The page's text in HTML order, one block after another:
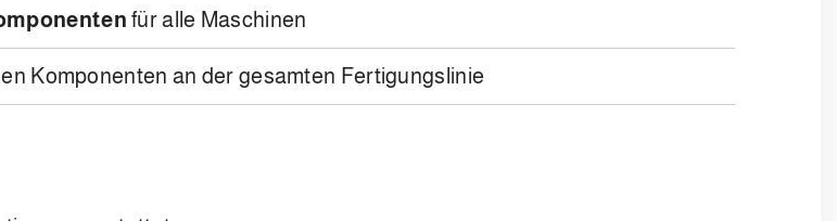
für alle Maschinen
Komponenten an der gesamten Fertigungslinie